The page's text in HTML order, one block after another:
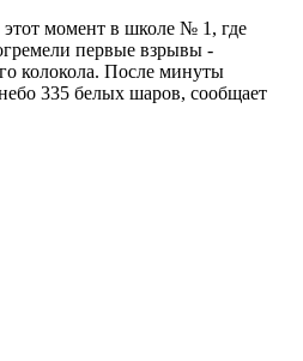
момент в школе № 1, где
первые взрывы -
колокола. После минуты
335 белых шаров, сообщает